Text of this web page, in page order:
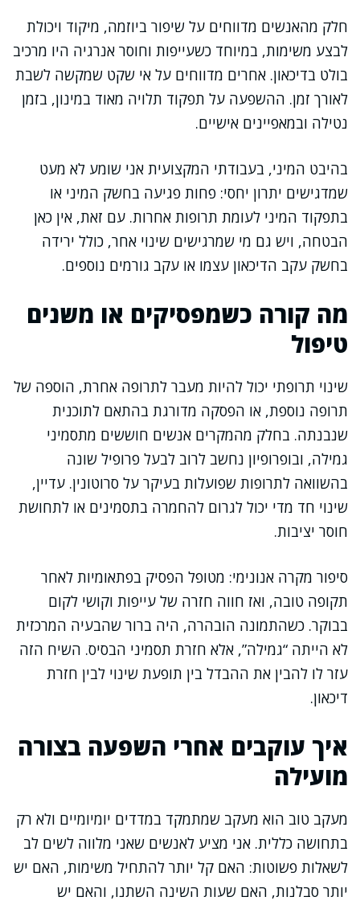
חלק מהאנשים מדווחים על שיפור ביוזמה, מיקוד ויכולת
לבצע משימות, במיוחד כשעייפות וחוסר אנרגיה היו מרכיב
בולט בדיכאון. אחרים מדווחים על אי שקט שמקשה לשבת
לאורך זמן. ההשפעה על תפקוד תלויה מאוד במינון, בזמן
נטילה ובמאפיינים אישיים.
בהיבט המיני, בעבודתי המקצועית אני שומע לא מעט
שמדגישים יתרון יחסי: פחות פגיעה בחשק המיני או
בתפקוד המיני לעומת תרופות אחרות. עם זאת, אין כאן
הבטחה, ויש גם מי שמרגישים שינוי אחר, כולל ירידה
בחשק עקב הדיכאון עצמו או עקב גורמים נוספים.
מה קורה כשמפסיקים או משנים
טיפול
שינוי תרופתי יכול להיות מעבר לתרופה אחרת, הוספה של
תרופה נוספת, או הפסקה מדורגת בהתאם לתוכנית
שנבנתה. בחלק מהמקרים אנשים חוששים מתסמיני
גמילה, ובופרופיון נחשב לרוב לבעל פרופיל שונה
בהשוואה לתרופות שפועלות בעיקר על סרוטונין. עדיין,
שינוי חד מדי יכול לגרום להחמרה בתסמינים או לתחושת
חוסר יציבות.
סיפור מקרה אנונימי: מטופל הפסיק בפתאומיות לאחר
תקופה טובה, ואז חווה חזרה של עייפות וקושי לקום
בבוקר. כשהתמונה הובהרה, היה ברור שהבעיה המרכזית
לא הייתה “גמילה”, אלא חזרת תסמיני הבסיס. השיח הזה
עזר לו להבין את ההבדל בין תופעת שינוי לבין חזרת
דיכאון.
איך עוקבים אחרי השפעה בצורה
מועילה
מעקב טוב הוא מעקב שמתמקד במדדים יומיומיים ולא רק
בתחושה כללית. אני מציע לאנשים שאני מלווה לשים לב
לשאלות פשוטות: האם קל יותר להתחיל משימות, האם יש
יותר סבלנות, האם שעות השינה השתנו, והאם יש